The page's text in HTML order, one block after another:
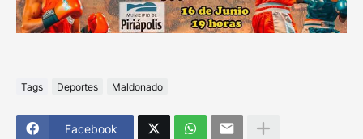
Tags Deportes Maldonado
Facebook